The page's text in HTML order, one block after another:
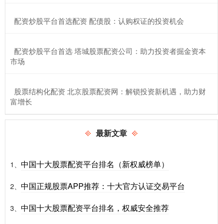
​配资炒股平台首选配资 配债股：认购权证的投资机会
​配资炒股平台首选 塔城股票配资公司：助力投资者掘金资本
市场
​股票结构化配资 北京股票配资网：解锁投资新机遇，助力财
富增长
最新文章
1、 中国十大股票配资平台排名（新权威榜单）
2、 中国正规股票APP推荐：十大官方认证交易平台
3、 中国十大股票配资平台排名，权威安全推荐